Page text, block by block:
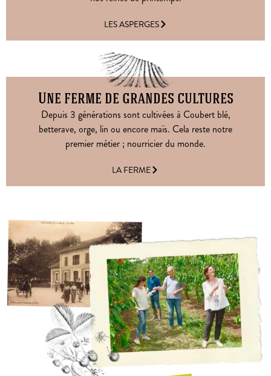
LES ASPERGES
Une ferme de grandes cultures
Depuis 3 générations sont cultivées à Coubert blé,
betterave, orge, lin ou encore maïs. Cela reste notre
premier métier ; nourricier du monde.
LA FERME